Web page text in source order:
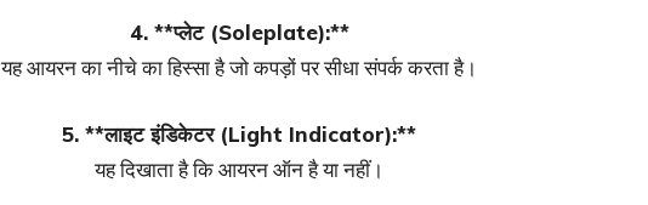
4. **प्लेट (Soleplate):**
यह आयरन का नीचे का हिस्सा है जो कपड़ों पर सीधा संपर्क करता है।
5. **लाइट इंडिकेटर (Light Indicator):**
यह दिखाता है कि आयरन ऑन है या नहीं।